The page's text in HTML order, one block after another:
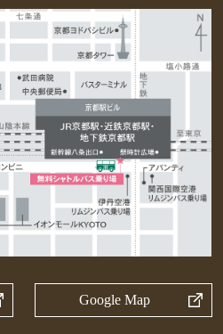
Google Map